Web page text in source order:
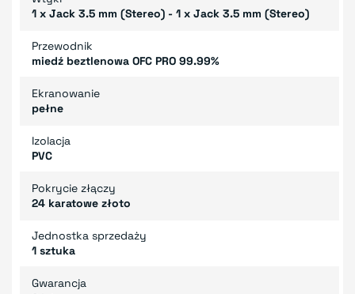
1 x Jack 3.5 mm (Stereo) - 1 x Jack 3.5 mm (Stereo)
Przewodnik
miedź beztlenowa OFC PRO 99.99%
Ekranowanie
pełne
Izolacja
PVC
Pokrycie złączy
24 karatowe złoto
Jednostka sprzedaży
1 sztuka
Gwarancja